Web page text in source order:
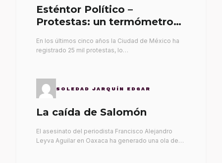
Esténtor Político –
Protestas: un termómetro
En los últimos cinco años la Ciudad de México ha
registrado 25 mil protestas, lo…
SOLEDAD JARQUÍN EDGAR
La caída de Salomón
El asesinato del periodista Francisco Alejandro
Leyva Aguilar en Oaxaca ha generado una ola de…